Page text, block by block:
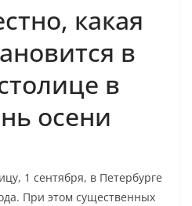
какая
в
в
осени
1 сентября, в Петербурге
При этом существенных